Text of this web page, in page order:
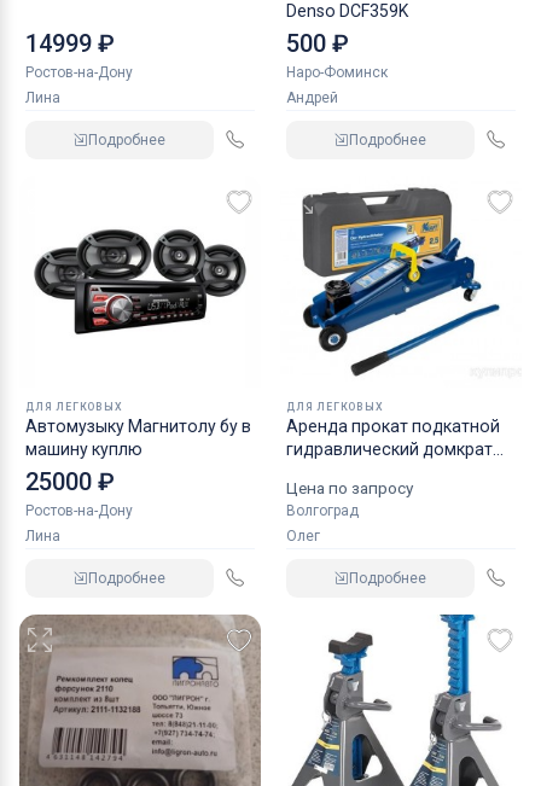
14999 ₽
Ростов-на-Дону
Лина
Подробнее
Denso DCF359K
500 ₽
Наро-Фоминск
Андрей
Подробнее
ДЛЯ ЛЕГКОВЫХ
Автомузыку Магнитолу бу в
машину куплю
25000 ₽
Ростов-на-Дону
Лина
Подробнее
ДЛЯ ЛЕГКОВЫХ
Аренда прокат подкатной
гидравлический домкрат
Цена по запросу
Волгоград
Олег
Подробнее